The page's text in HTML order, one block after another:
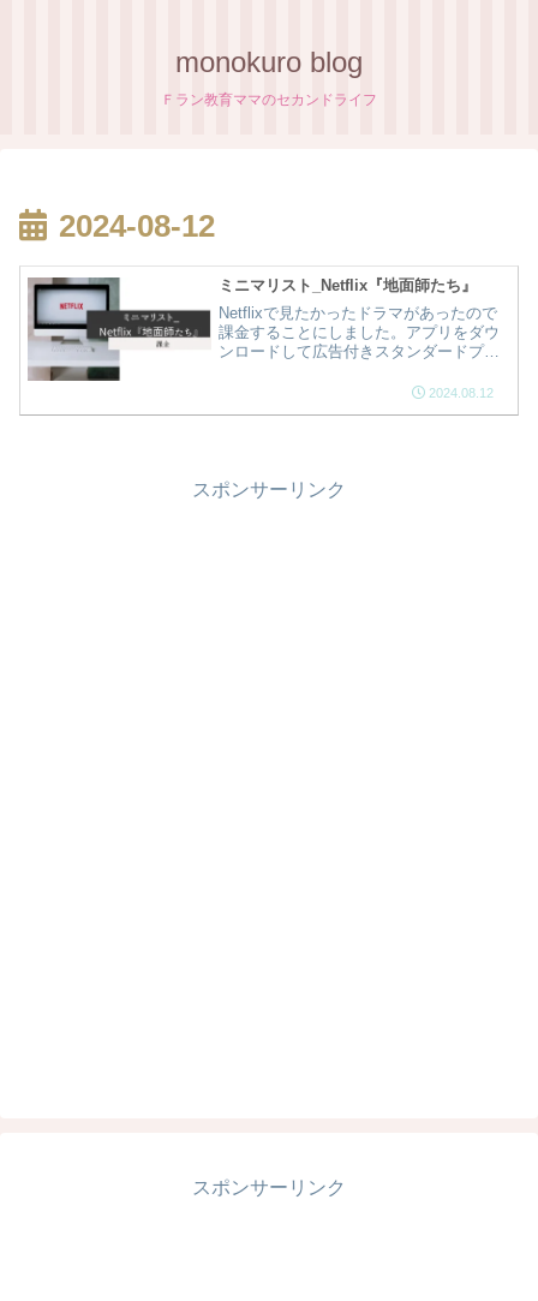
monokuro blog
Ｆラン教育ママのセカンドライフ
2024-08-12
ミニマリスト_Netflix『地面師たち』
Netflixで見たかったドラマがあったので
課金することにしました。アプリをダウ
ンロードして広告付きスタンダードプラ
を見たので課金の解約手続きをしまし
2024.08.12
スポンサーリンク
スポンサーリンク